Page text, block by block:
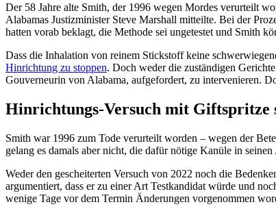
Der 58 Jahre alte Smith, der 1996 wegen Mordes verurteilt
Alabamas Justizminister Steve Marshall mitteilte. Bei der
hatten vorab beklagt, die Methode sei ungetestet und Smith
Dass die Inhalation von reinem Stickstoff keine
Hinrichtung zu stoppen. Doch weder die zuständigen
Gouverneurin von Alabama, aufgefordert, zu intervenieren.
Hinrichtungs-Versuch mit Giftspritze
Smith war 1996 zum Tode verurteilt worden – wegen der
gelang es damals aber nicht, die dafür nötige Kanüle in
Weder den gescheiterten Versuch von 2022 noch die
argumentiert, dass er zu einer Art Testkandidat würde und
wenige Tage vor dem Termin Änderungen vorgenommen